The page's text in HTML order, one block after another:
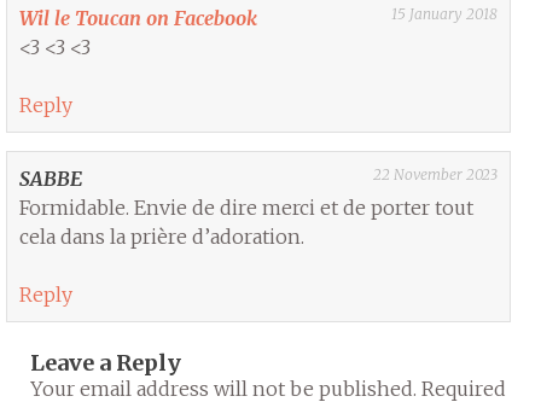
Wil le Toucan on Facebook 15 January 2018
<3 <3 <3
Reply
SABBE 22 November 2023
Formidable. Envie de dire merci et de porter tout
cela dans la prière d’adoration.
Reply
Leave a Reply
Your email address will not be published. Required